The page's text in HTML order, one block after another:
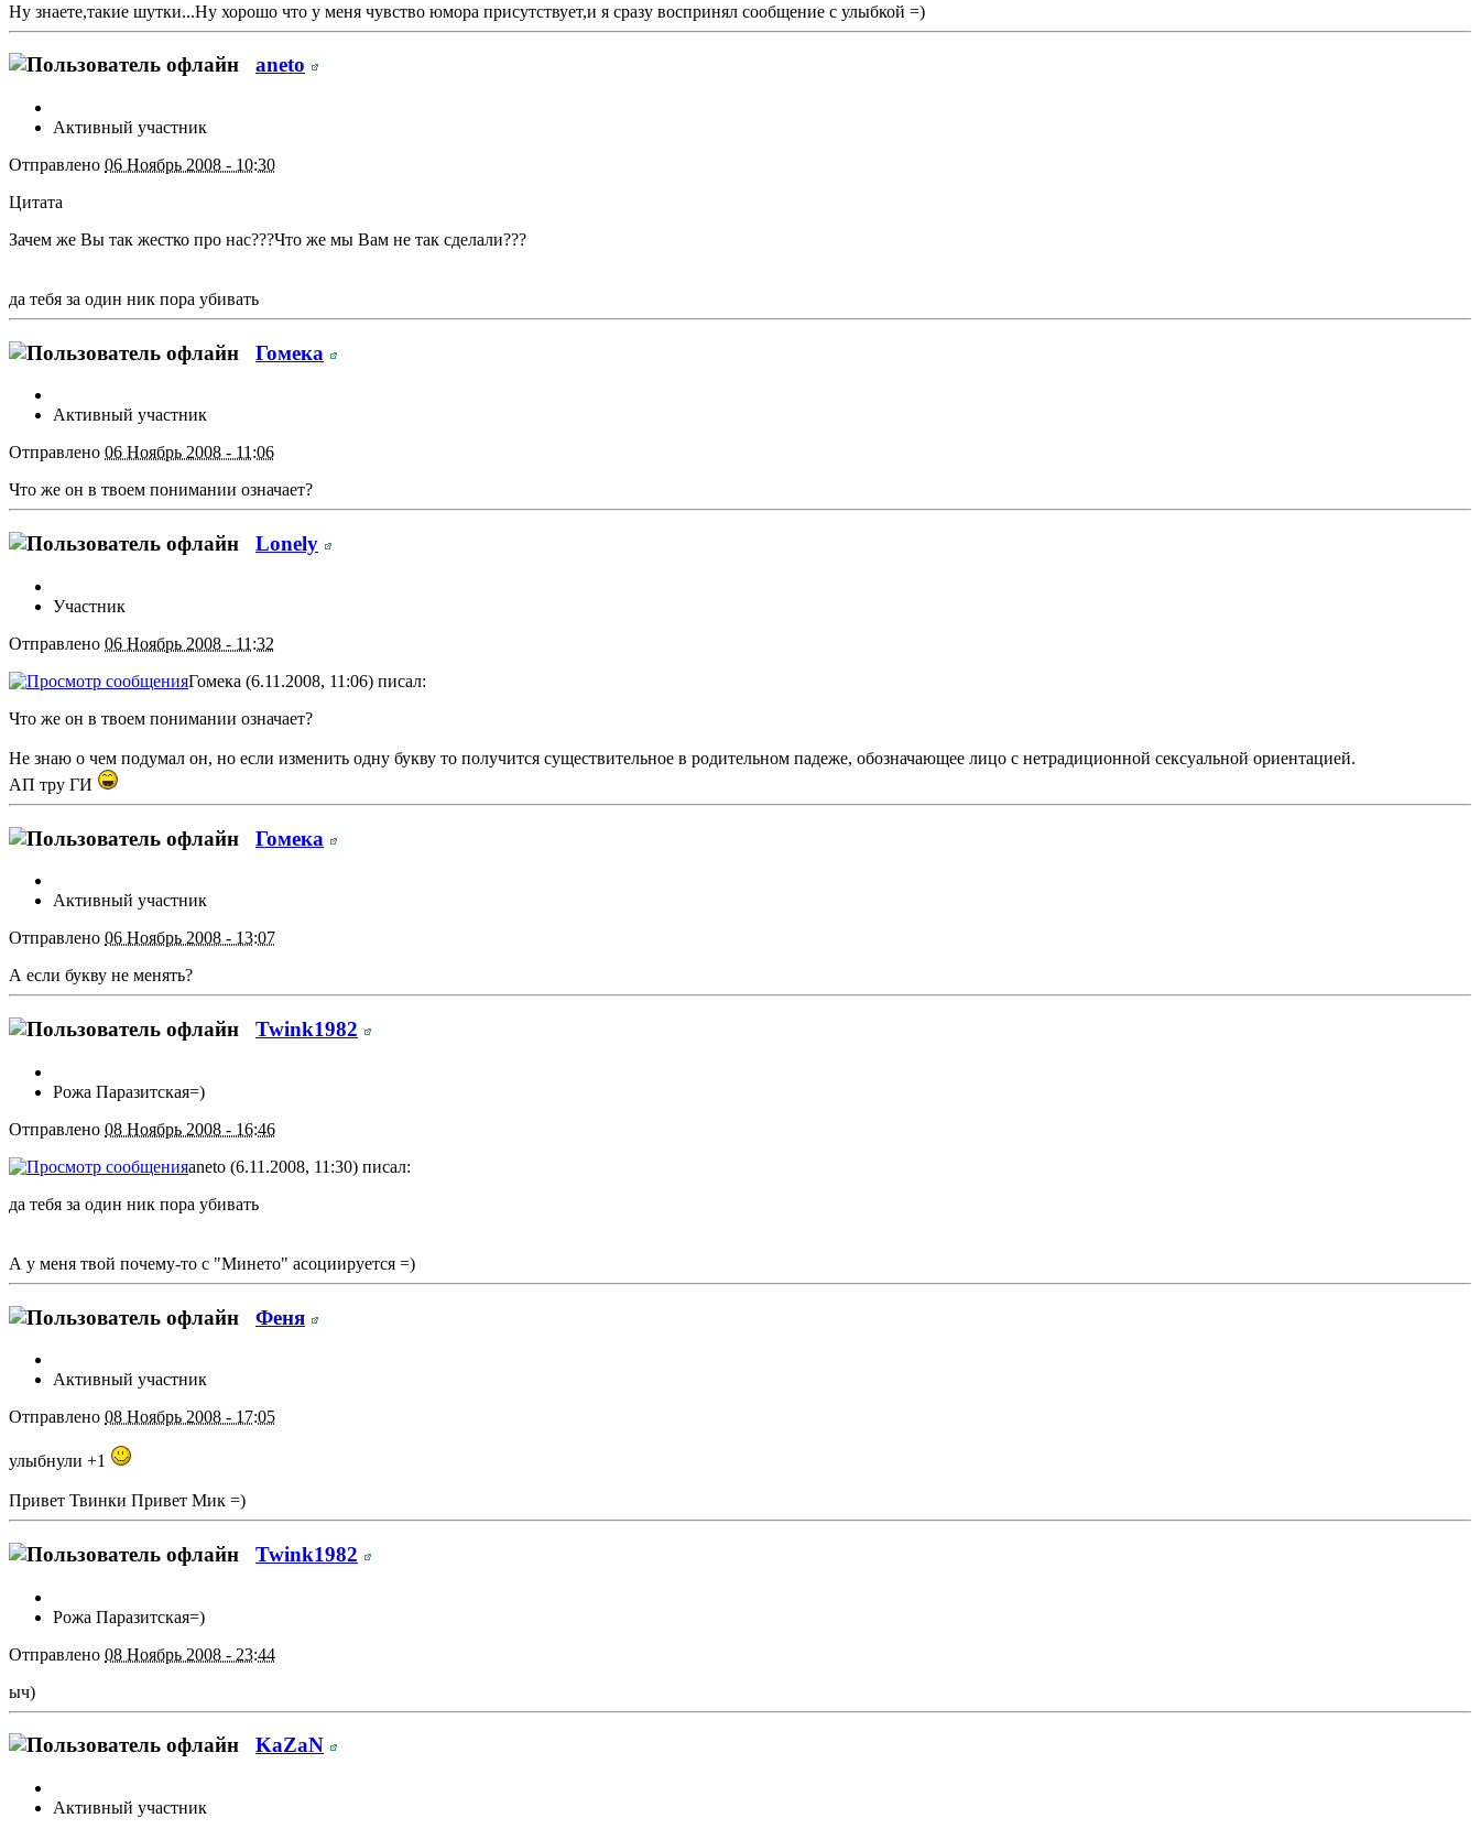
Ну знаете,такие шутки...Ну хорошо что у меня чувство юмора присутствует,и я сразу воспринял сообщение с улыбкой =)
aneto
Активный участник
Отправлено 06 Ноябрь 2008 - 10:30
Цитата
Зачем же Вы так жестко про нас???Что же мы Вам не так сделали???
да тебя за один ник пора убивать
Гомека
Активный участник
Отправлено 06 Ноябрь 2008 - 11:06
Что же он в твоем понимании означает?
Lonely
Участник
Отправлено 06 Ноябрь 2008 - 11:32
Гомека (6.11.2008, 11:06) писал:
Что же он в твоем понимании означает?
Не знаю о чем подумал он, но если изменить одну букву то получится существительное в родительном падеже, обозначающее лицо с нетрадиционной сексуальной ориентацией.
АП тру ГИ
Гомека
Активный участник
Отправлено 06 Ноябрь 2008 - 13:07
А если букву не менять?
Twink1982
Рожа Паразитская=)
Отправлено 08 Ноябрь 2008 - 16:46
aneto (6.11.2008, 11:30) писал:
да тебя за один ник пора убивать
А у меня твой почему-то с "Минето" асоциируется =)
Феня
Активный участник
Отправлено 08 Ноябрь 2008 - 17:05
улыбнули +1
Привет Твинки Привет Мик =)
Twink1982
Рожа Паразитская=)
Отправлено 08 Ноябрь 2008 - 23:44
ыч)
KaZaN
Активный участник